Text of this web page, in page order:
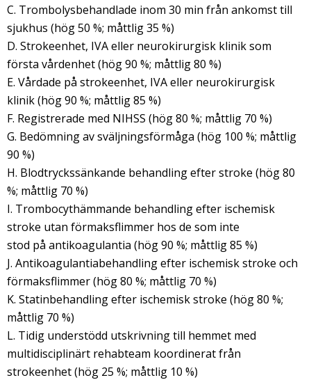
C. Trombolysbehandlade inom 30 min från ankomst till
sjukhus (hög 50 %; måttlig 35 %)
D. Strokeenhet, IVA eller neurokirurgisk klinik som
första vårdenhet (hög 90 %; måttlig 80 %)
E. Vårdade på strokeenhet, IVA eller neurokirurgisk
klinik (hög 90 %; måttlig 85 %)
F. Registrerade med NIHSS (hög 80 %; måttlig 70 %)
G. Bedömning av sväljningsförmåga (hög 100 %; måttlig
90 %)
H. Blodtryckssänkande behandling efter stroke (hög 80
%; måttlig 70 %)
I. Trombocythämmande behandling efter ischemisk
stroke utan förmaksflimmer hos de som inte
stod på antikoagulantia (hög 90 %; måttlig 85 %)
J. Antikoagulantiabehandling efter ischemisk stroke och
förmaksflimmer (hög 80 %; måttlig 70 %)
K. Statinbehandling efter ischemisk stroke (hög 80 %;
måttlig 70 %)
L. Tidig understödd utskrivning till hemmet med
multidisciplinärt rehabteam koordinerat från
strokeenhet (hög 25 %; måttlig 10 %)